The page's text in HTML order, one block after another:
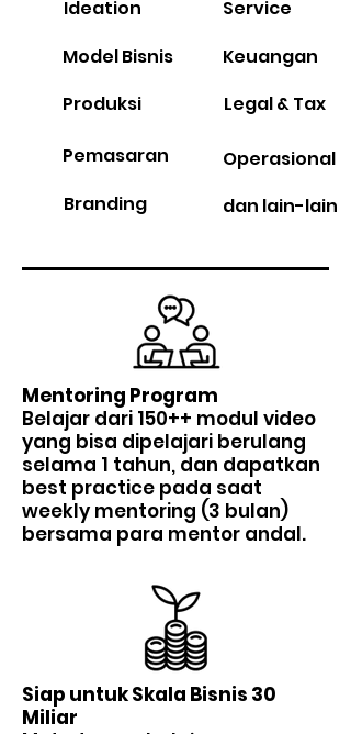
Ideation
Service
Model Bisnis
Keuangan
Produksi
Legal & Tax
Pemasaran
Operasional
Branding
dan lain-lain
Mentoring Program
Belajar dari 150++ modul video
yang bisa dipelajari berulang
selama 1 tahun, dan dapatkan
best practice pada saat
weekly mentoring (3 bulan)
bersama para mentor andal.
Siap untuk Skala Bisnis 30
Miliar